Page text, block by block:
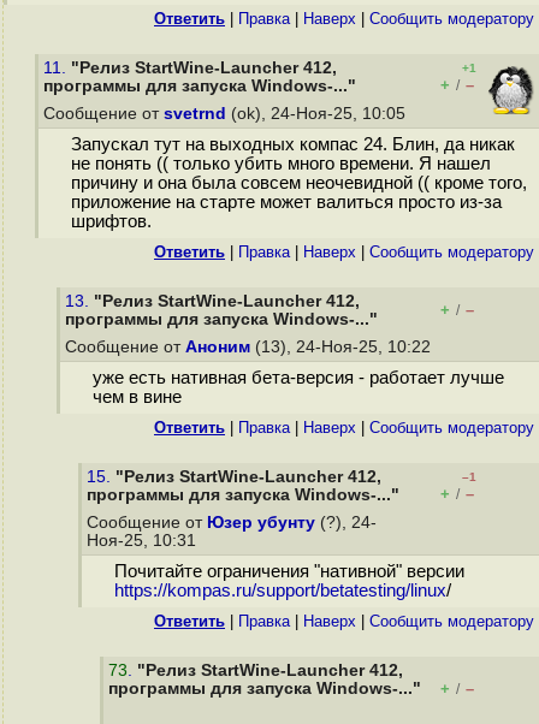
Ответить Правка| Наверх Cообщить модератору
11. "Релиз StartWine-Launcher 412,
программы для запуска Windows-..."
+1
+ / –
Сообщение от svetrnd (ok), 24-Ноя-25, 10:05
Запускал тут на выходных компас 24. Блин, да никак
не понять (( только убить много времени. Я нашел
причину и она была совсем неочевидной (( кроме того,
приложение на старте может валиться просто из-за
шрифтов.
Ответить Правка| Наверх Cообщить модератору
13. "Релиз StartWine-Launcher 412,
программы для запуска Windows-..."
+ / –
Сообщение от Аноним (13), 24-Ноя-25, 10:22
уже есть нативная бета-версия - работает лучше
чем в вине
Ответить Правка| Наверх Cообщить модератору
15. "Релиз StartWine-Launcher 412,
программы для запуска Windows-..."
–1
+ / –
Сообщение от Юзер убунту (?), 24-
Ноя-25, 10:31
Почитайте ограничения "нативной" версии
https://kompas.ru/support/betatesting/linux/
Ответить Правка| Наверх Cообщить модератору
73. "Релиз StartWine-Launcher 412,
программы для запуска Windows-..."
+ / –